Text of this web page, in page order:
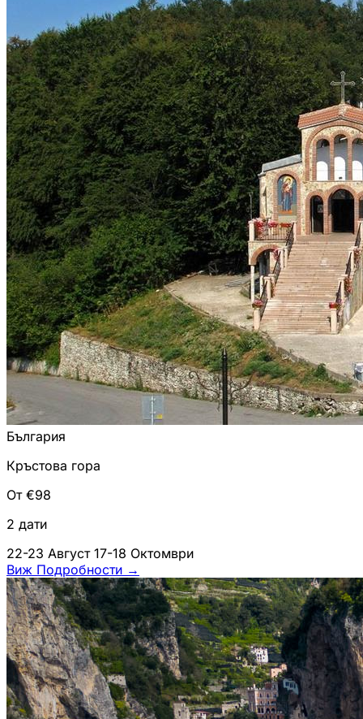
България
Кръстова гора
От €98
2 дати
22-23 Август 17-18 Октомври
Виж Подробности →